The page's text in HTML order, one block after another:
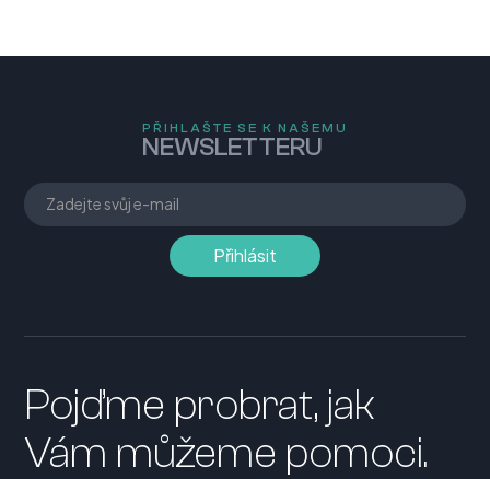
PŘIHLAŠTE SE K NAŠEMU
NEWSLETTERU
Pojďme probrat, jak
Vám můžeme pomoci.